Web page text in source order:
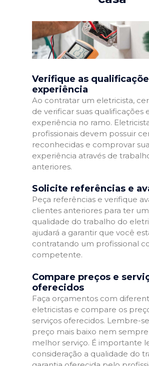
Verifique as
experiência
Ao contratar um eletricista,
de verificar suas qualificações
experiência no ramo.
profissionais devem possuir
reconhecidas e comprovar sua
experiência através de
anteriores.
Solicite referências e
Peça referências e verifique
clientes anteriores para ter
qualidade do trabalho do
ajudará a garantir que você
contratando um profissional
competente.
Compare preços e
oferecidos
Faça orçamentos com
eletricistas e compare os
serviços oferecidos. Lembre-
preço mais baixo nem
melhor serviço. É importante
consideração a qualidade do